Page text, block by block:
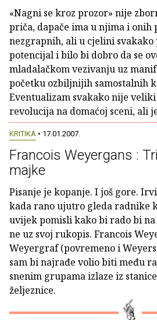
«Nagni se kroz prozor» nije
priča, dapače ima u njima i onih
nezgrapnih, ali u cjelini
potencijal i bilo bi dobro da se
mladalačkom vezivanju uz
početku ozbiljnijih samostalnih
Eventualizam svakako nije
revolucija na domaćoj sceni, ali
KRITIKA • 17.01.2007.
Francois Weyergans :
majke
Pisanje je kopanje. I još gore.
kada rano ujutro gleda radnike
uvijek pomisli kako bi rado bi
ne uz svoj rukopis. Francois
Weyergraf (povremeno i
sam bi najrađe volio biti među
snenim grupama izlaze iz
željeznice.